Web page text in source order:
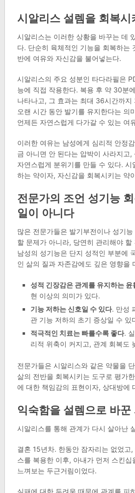
시알리스 설렘을 회복
시알리스는 이러한 상황을 바꾸는 데
다. 단순히 육체적인 기능을 회복하는
반에 여유와 자신감을 불어넣는다.
시알리스의 주요 성분인 타다라필은
능에 직접 작용한다. 복용 후 약 30분
나타나고, 그 효과는 최대 36시간까지
오랜 시간 동안 발기를 유지한다는 의
언제든 자연스럽게 다가갈 수 있는 여
이러한 여유는 남성에게 심리적 안정
금 아니면 안 된다는 압박이 사라지고,
자연스럽게 분위기를 만들 수 있다. 시
하는 약이자, 자신감을 회복시키는 약
전문가의 조언 성기능
일이 아니다
많은 전문가들은 발기부전이나 성기
할 문제가 아니라, 당연히 관리해야 할
남성의 성기능은 단지 성적인 부분에
인 삶의 질과 자존감에도 깊은 영향을
성적 긴장감은 관계를 유지하는 윤
현 이상의 의미가 있다.
기능 저하는 신호일 수 있다. 만성
관 기능 저하의 초기 증상일 수 있
적극적인 치료는 빠를수록 좋다.
리적 위축이 커지고, 관계 회복도
전문가들은 시알리스와 같은 약물을
삶의 전반을 회복시키는 도구로 평가
에 대한 책임감의 표현이자, 상대방에
익숙함을 설렘으로 바꾼
시알리스를 통해 관계가 다시 살아난
결혼 15년차. 한동안 잠자리는 없었고
스를 복용한 이후, 아내가 먼저 스킨십
느껴보는 두근거림이었다.
실패에 대한 두려움 때문에 관계를 피